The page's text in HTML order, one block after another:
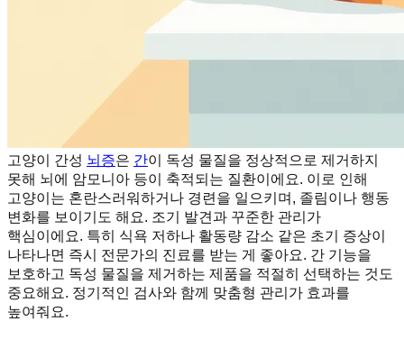
고양이 간성 뇌증은 간이 독성 물질을 정상적으로 제거하지
못해 뇌에 암모니아 등이 축적되는 질환이에요. 이로 인해
고양이는 혼란스러워하거나 경련을 일으키며, 졸림이나 행동
변화를 보이기도 해요. 조기 발견과 꾸준한 관리가
핵심이에요. 특히 식욕 저하나 활동량 감소 같은 초기 증상이
나타나면 즉시 전문가의 진료를 받는 게 좋아요. 간 기능을
보호하고 독성 물질을 제거하는 제품을 적절히 선택하는 것도
중요해요. 정기적인 검사와 함께 맞춤형 관리가 효과를
높여줘요.